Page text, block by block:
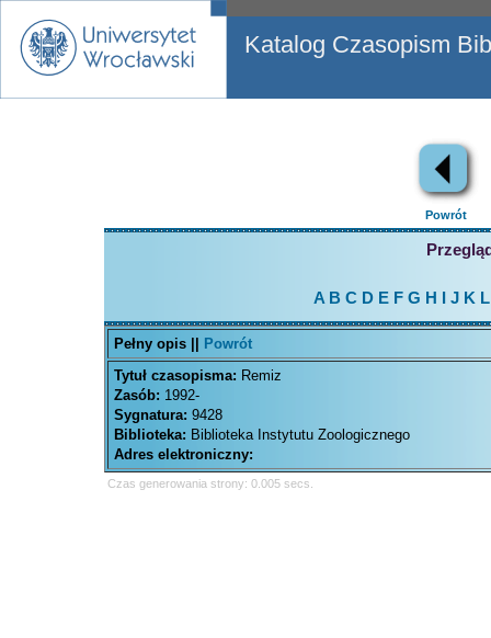
Katalog Czasopism
Powrót
A B C D EFG H J K L
Pełny opis ||
Powrót
Tytuł czasopisma: Remiz
Zasób: 1992-
Sygnatura: 9428
Biblioteka: Biblioteka Instytutu Zoologicznego
Adres elektroniczny:
Czas generowania strony: 0.005 secs.